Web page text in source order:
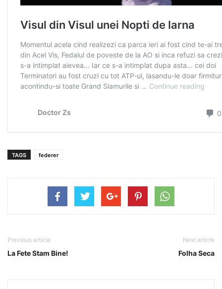
TAGS federer
Previous article
La Fete Stam Bine!
Next article
Folha Seca